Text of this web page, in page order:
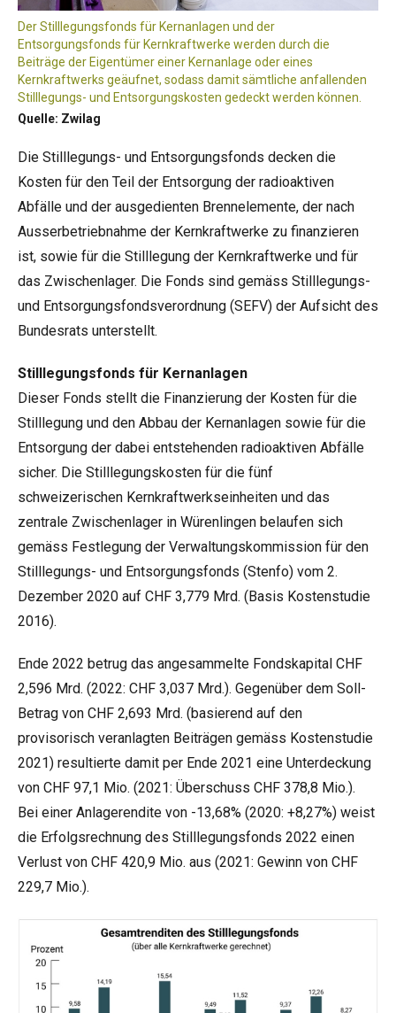
Der Stilllegungsfonds für Kernanlagen und der
Entsorgungsfonds für Kernkraftwerke werden durch die
Beiträge der Eigentümer einer Kernanlage oder eines
Kernkraftwerks geäufnet, sodass damit sämtliche anfallenden
Stilllegungs- und Entsorgungskosten gedeckt werden können.
Quelle: Zwilag
Die Stilllegungs- und Entsorgungsfonds decken die
Kosten für den Teil der Entsorgung der radioaktiven
Abfälle und der ausgedienten Brennelemente, der nach
Ausserbetriebnahme der Kernkraftwerke zu finanzieren
ist, sowie für die Stilllegung der Kernkraftwerke und für
das Zwischenlager. Die Fonds sind gemäss Stilllegungs-
und Entsorgungsfondsverordnung (SEFV) der Aufsicht des
Bundesrats unterstellt.
Stilllegungsfonds für Kernanlagen
Dieser Fonds stellt die Finanzierung der Kosten für die
Stilllegung und den Abbau der Kernanlagen sowie für die
Entsorgung der dabei entstehenden radioaktiven Abfälle
sicher. Die Stilllegungskosten für die fünf
schweizerischen Kernkraftwerkseinheiten und das
zentrale Zwischenlager in Würenlingen belaufen sich
gemäss Festlegung der Verwaltungskommission für den
Stilllegungs- und Entsorgungsfonds (Stenfo) vom 2.
Dezember 2020 auf CHF 3,779 Mrd. (Basis Kostenstudie
2016).
Ende 2022 betrug das angesammelte Fondskapital CHF
2,596 Mrd. (2022: CHF 3,037 Mrd.). Gegenüber dem Soll-
Betrag von CHF 2,693 Mrd. (basierend auf den
provisorisch veranlagten Beiträgen gemäss Kostenstudie
2021) resultierte damit per Ende 2021 eine Unterdeckung
von CHF 97,1 Mio. (2021: Überschuss CHF 378,8 Mio.).
Bei einer Anlagerendite von -13,68% (2020: +8,27%) weist
die Erfolgsrechnung des Stilllegungsfonds 2022 einen
Verlust von CHF 420,9 Mio. aus (2021: Gewinn von CHF
229,7 Mio.).